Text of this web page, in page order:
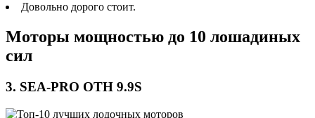
Довольно дорого стоит.
Моторы мощностью до 10 лошадиных
сил
3. SEA-PRO OTH 9.9S